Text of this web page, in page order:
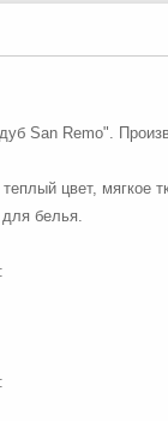
San Remo".
цвет, мягкое
белья.